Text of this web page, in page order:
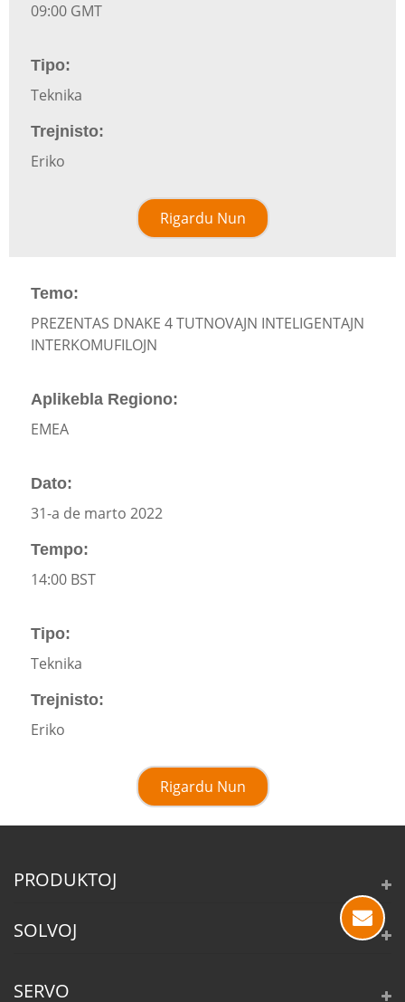
09:00 GMT
Tipo:
Teknika
Trejnisto:
Eriko
Rigardu Nun
Temo:
PREZENTAS DNAKE 4 TUTNOVAJN INTELIGENTAJN
INTERKOMUFILOJN
Aplikebla Regiono:
EMEA
Dato:
31-a de marto 2022
Tempo:
14:00 BST
Tipo:
Teknika
Trejnisto:
Eriko
Rigardu Nun
PRODUKTOJ
SOLVOJ
SERVO